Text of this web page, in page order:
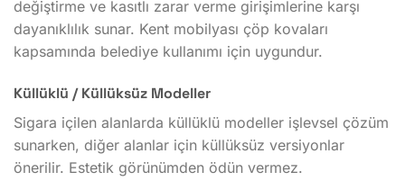
değiştirme ve kasıtlı zarar verme girişimlerine karşı
dayanıklılık sunar. Kent mobilyası çöp kovaları
kapsamında belediye kullanımı için uygundur.
Küllüklü / Küllüksüz Modeller
Sigara içilen alanlarda küllüklü modeller işlevsel çözüm
sunarken, diğer alanlar için küllüksüz versiyonlar
önerilir. Estetik görünümden ödün vermez.